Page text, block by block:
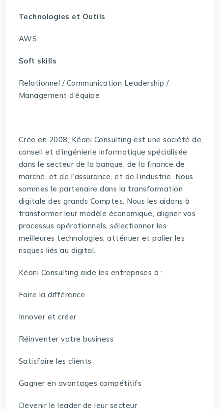
Technologies et Outils
AWS
Soft skills
Relationnel / Communication Leadership /
Management d’équipe
Crée en 2008, Kéoni Consulting est une société de
conseil et d’ingénierie informatique spécialisée
dans le secteur de la banque, de la finance de
marché, et de l’assurance, et de l’industrie. Nous
sommes le partenaire dans la transformation
digitale des grands Comptes. Nous les aidons à
transformer leur modèle économique, aligner vos
processus opérationnels, sélectionner les
meilleures technologies, atténuer et palier les
risques liés au digital.
Kéoni Consulting aide les entreprises à :
Faire la différence
Innover et créer
Réinventer votre business
Satisfaire les clients
Gagner en avantages compétitifs
Devenir le leader de leur secteur